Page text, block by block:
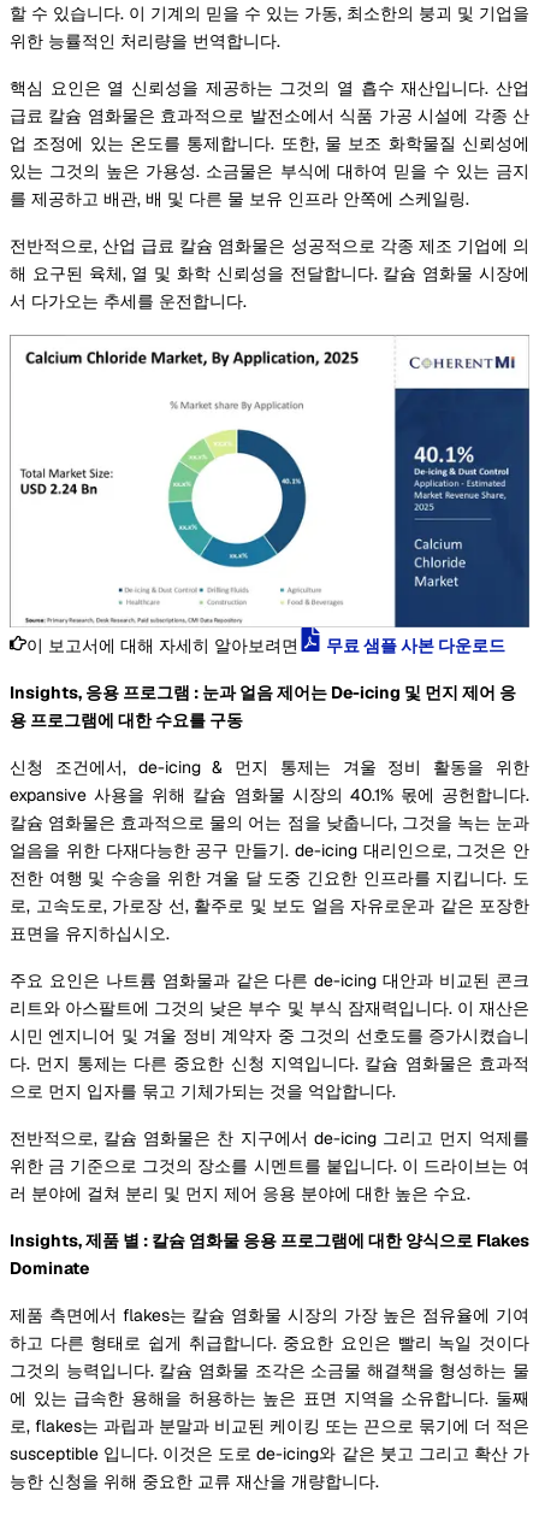
할 수 있습니다. 이 기계의 믿을 수 있는 가동, 최소한의 붕괴 및 기업을
위한 능률적인 처리량을 번역합니다.
핵심 요인은 열 신뢰성을 제공하는 그것의 열 흡수 재산입니다. 산업
급료 칼슘 염화물은 효과적으로 발전소에서 식품 가공 시설에 각종 산
업 조정에 있는 온도를 통제합니다. 또한, 물 보조 화학물질 신뢰성에
있는 그것의 높은 가용성. 소금물은 부식에 대하여 믿을 수 있는 금지
를 제공하고 배관, 배 및 다른 물 보유 인프라 안쪽에 스케일링.
전반적으로, 산업 급료 칼슘 염화물은 성공적으로 각종 제조 기업에 의
해 요구된 육체, 열 및 화학 신뢰성을 전달합니다. 칼슘 염화물 시장에
서 다가오는 추세를 운전합니다.
이 보고서에 대해 자세히 알아보려면 무료 샘플 사본 다운로드
Insights, 응용 프로그램 : 눈과 얼음 제어는 De-icing 및 먼지 제어 응
용 프로그램에 대한 수요를 구동
신청 조건에서, de-icing & 먼지 통제는 겨울 정비 활동을 위한
expansive 사용을 위해 칼슘 염화물 시장의 40.1% 몫에 공헌합니다.
칼슘 염화물은 효과적으로 물의 어는 점을 낮춥니다, 그것을 녹는 눈과
얼음을 위한 다재다능한 공구 만들기. de-icing 대리인으로, 그것은 안
전한 여행 및 수송을 위한 겨울 달 도중 긴요한 인프라를 지킵니다. 도
로, 고속도로, 가로장 선, 활주로 및 보도 얼음 자유로운과 같은 포장한
표면을 유지하십시오.
주요 요인은 나트륨 염화물과 같은 다른 de-icing 대안과 비교된 콘크
리트와 아스팔트에 그것의 낮은 부수 및 부식 잠재력입니다. 이 재산은
시민 엔지니어 및 겨울 정비 계약자 중 그것의 선호도를 증가시켰습니
다. 먼지 통제는 다른 중요한 신청 지역입니다. 칼슘 염화물은 효과적
으로 먼지 입자를 묶고 기체가되는 것을 억압합니다.
전반적으로, 칼슘 염화물은 찬 지구에서 de-icing 그리고 먼지 억제를
위한 금 기준으로 그것의 장소를 시멘트를 붙입니다. 이 드라이브는 여
러 분야에 걸쳐 분리 및 먼지 제어 응용 분야에 대한 높은 수요.
Insights, 제품 별 : 칼슘 염화물 응용 프로그램에 대한 양식으로 Flakes
Dominate
제품 측면에서 flakes는 칼슘 염화물 시장의 가장 높은 점유율에 기여
하고 다른 형태로 쉽게 취급합니다. 중요한 요인은 빨리 녹일 것이다
그것의 능력입니다. 칼슘 염화물 조각은 소금물 해결책을 형성하는 물
에 있는 급속한 용해을 허용하는 높은 표면 지역을 소유합니다. 둘째
로, flakes는 과립과 분말과 비교된 케이킹 또는 끈으로 묶기에 더 적은
susceptible 입니다. 이것은 도로 de-icing와 같은 붓고 그리고 확산 가
능한 신청을 위해 중요한 교류 재산을 개량합니다.